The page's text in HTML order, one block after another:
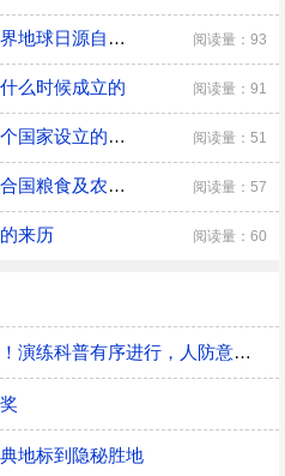
世界地球日起源于哪个国家世界地球日源自于哪个国家 阅读量：93
么时候成立的 阅读量：91
世界上第一个文化遗产日是哪个国家设立的我国的世界文化遗产日是 阅读量：51
世界粮食日是哪一年确立的联合国粮食及农业组织介绍 阅读量：57
来历 阅读量：60
今天，上海全市防空警报试鸣！演练科普有序进行，人防意识“声入人心”
地标到隐秘胜地